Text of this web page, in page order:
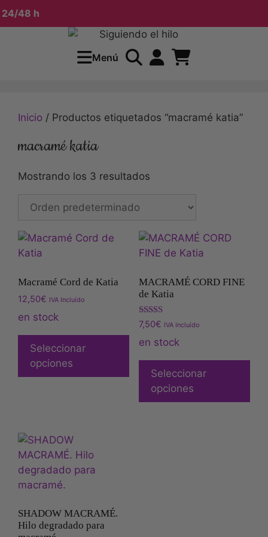
48 h
Menú
Inicio / Productos etiquetados “macramé katia”
macramé katia
Mostrando los 3 resultados
Macramé Cord de Katia
12,50€ IVA Incluído
en stock
Seleccionar
opciones
MACRAMÉ CORD FINE
de Katia
Valorado
con
5.00
de 5
7,50€ IVA Incluído
en stock
Seleccionar
opciones
SHADOW MACRAMÉ.
Hilo degradado para